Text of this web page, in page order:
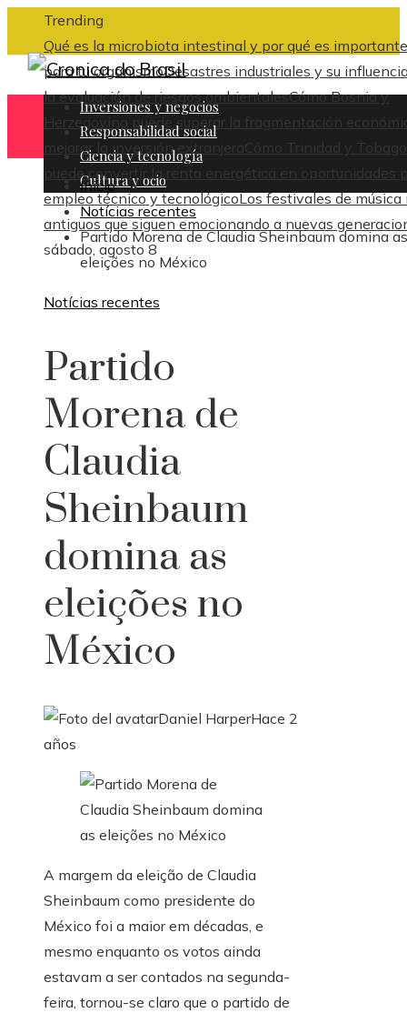
Trending
Qué es la microbiota intestinal y por qué es importante
para tu organismoDesastres industriales y su
la evaluación de riesgos ambientalesCómo Bosnia y
Herzegovina puede superar la fragmentación
mejorar la inversión extranjera
Cómo Trinidad y Tobago
puede convertir la renta energética en oportunidades
empleo técnico y tecnológicoLos festivales de música
antiguos que siguen emocionando a nuevas
sábado, agosto 8
Inversiones y negocios
Responsabilidad social
Ciencia y tecnología
Cultura y ocio
Inicio
Notícias recentes
Partido Morena de Claudia Sheinbaum domina as
eleições no México
Notícias recentes
Partido
Morena de
Claudia
Sheinbaum
domina as
eleições no
México
Daniel HarperHace 2
años
A margem da eleição de Claudia
Sheinbaum como presidente do
México foi a maior em décadas, e
mesmo enquanto os votos ainda
estavam a ser contados na segunda-
feira, tornou-se claro que o partido de